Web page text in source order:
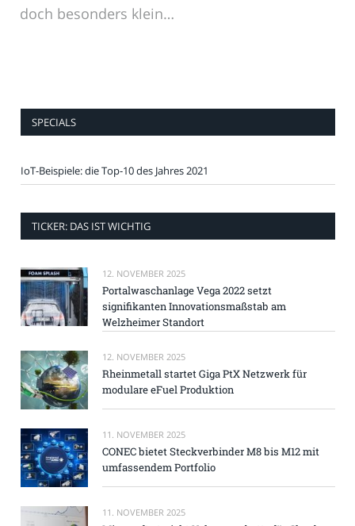
doch besonders klein…
SPECIALS
IoT-Beispiele: die Top-10 des Jahres 2021
TICKER: DAS IST WICHTIG
12. NOVEMBER 2025
Portalwaschanlage Vega 2022 setzt
signifikanten Innovationsmaßstab am
Welzheimer Standort
12. NOVEMBER 2025
Rheinmetall startet Giga PtX Netzwerk für
modulare eFuel Produktion
11. NOVEMBER 2025
CONEC bietet Steckverbinder M8 bis M12 mit
umfassendem Portfolio
11. NOVEMBER 2025